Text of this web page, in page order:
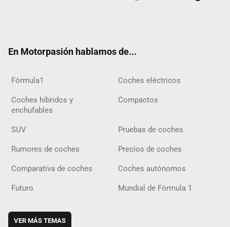
En Motorpasión hablamos de...
Fórmula1 Coches eléctricos
Coches híbridos y
enchufables
Compactos
SUV Pruebas de coches
Rumores de coches Precios de coches
Comparativa de coches Coches autónomos
Futuro Mundial de Fórmula 1
VER MÁS TEMAS